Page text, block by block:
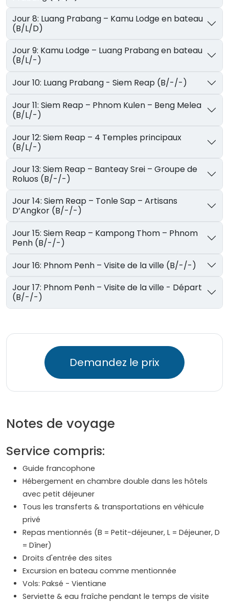
Jour 8: Luang Prabang – Kamu Lodge en bateau
(B/L/D)
Jour 9: Kamu Lodge – Luang Prabang en bateau
(B/L/-)
Jour 10: Luang Prabang - Siem Reap (B/-/-)
Jour 11: Siem Reap – Phnom Kulen – Beng Melea
(B/L/-)
Jour 12: Siem Reap – 4 Temples principaux
(B/L/-)
Jour 13: Siem Reap – Banteay Srei – Groupe de
Roluos (B/-/-)
Jour 14: Siem Reap – Tonle Sap – Artisans
D’Angkor (B/-/-)
Jour 15: Siem Reap – Kampong Thom – Phnom
Penh (B/-/-)
Jour 16: Phnom Penh – Visite de la ville (B/-/-)
Jour 17: Phnom Penh – Visite de la ville - Départ
(B/-/-)
Demandez le prix
Notes de voyage
Service compris:
Guide francophone
Hébergement en chambre double dans les hôtels
avec petit déjeuner
Tous les transferts & transportations en véhicule
privé
Repas mentionnés (B = Petit-déjeuner, L = Déjeuner, D
= Dîner)
Droits d'entrée des sites
Excursion en bateau comme mentionnée
Vols: Paksé - Vientiane
Serviette & eau fraîche pendant le temps de visite